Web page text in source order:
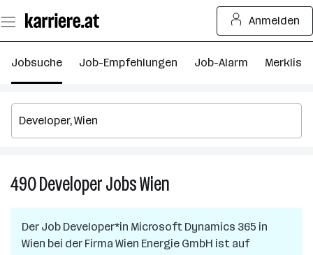
Seiteninhalt
springen
Anmelden
Jobsuche Job-Empfehlungen Job-Alarm Merkliste
490DeveloperJobsWien
in
Wien
Der Job Developer*in Microsoft Dynamics 365 in
Wien bei der Firma Wien Energie GmbH ist auf